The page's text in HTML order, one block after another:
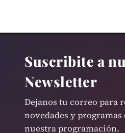
Suscribite a
Newsletter
Dejanos tu correo para
novedades y programas
nuestra programación.